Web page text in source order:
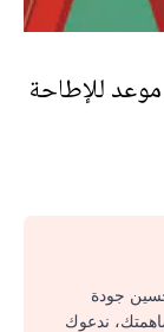
موعد للإطاحة
جودة
ندعوك